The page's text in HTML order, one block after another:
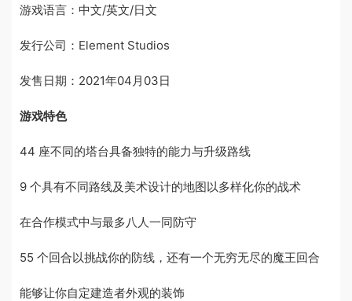
游戏语言：中文/英文/日文
发行公司：Element Studios
发售日期：2021年04月03日
游戏特色
44 座不同的塔台具备独特的能力与升级路线
9 个具有不同路线及美术设计的地图以多样化你的战术
在合作模式中与最多八人一同防守
55 个回合以挑战你的防线，还有一个无穷无尽的魔王回合
能够让你自定建造者外观的装饰